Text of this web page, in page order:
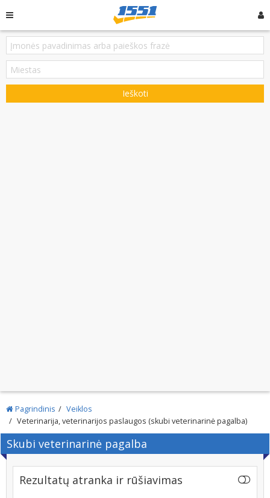
Ieškoti
Pagrindinis
Veiklos
Veterinarija, veterinarijos paslaugos (skubi veterinarinė pagalba)
Skubi veterinarinė pagalba
Rezultatų atranka ir rūšiavimas